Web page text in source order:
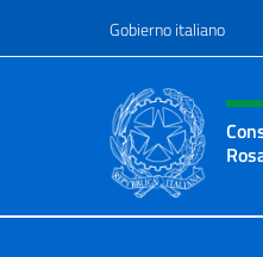
Gobierno italiano
Encabezado